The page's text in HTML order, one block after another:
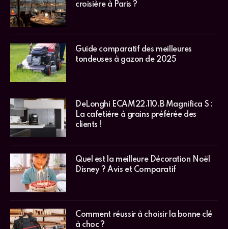
croisière à Paris ?
Guide comparatif des meilleures
tondeuses à gazon de 2025
DeLonghi ECAM22.110.B Magnifica S :
La cafetière à grains préférée des
clients !
Quel est la meilleure Décoration Noël
Disney ? Avis et Comparatif
Comment réussir à choisir la bonne clé
à choc ?